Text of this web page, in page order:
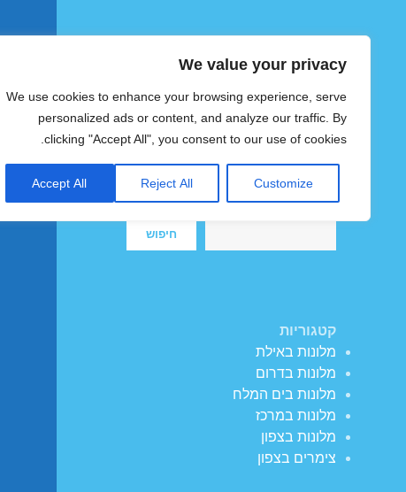
We value your privacy
We use cookies to enhance your browsing experience, serve
personalized ads or content, and analyze our traffic. By
clicking "Accept All", you consent to our use of cookies.
Customize
Reject All
Accept All
צימרים ומלונות זולים בישראל
חיפוש
חיפוש
קטגוריות
מלונות באילת
מלונות בדרום
מלונות בים המלח
מלונות במרכז
מלונות בצפון
צימרים בצפון